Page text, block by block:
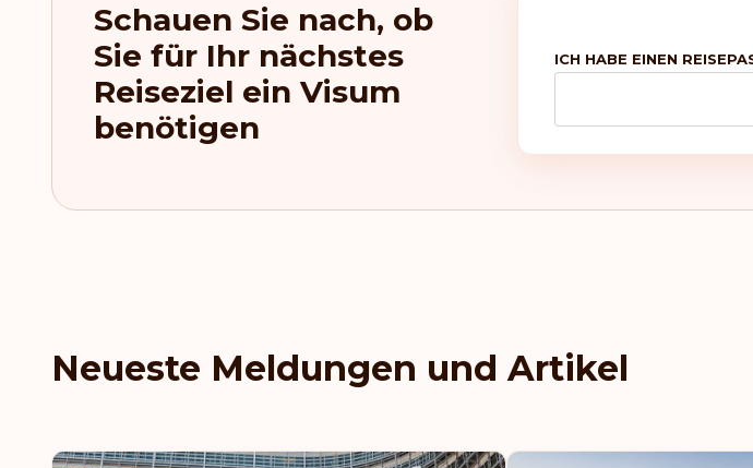
Schauen Sie nach, ob
Sie für Ihr nächstes
Reiseziel ein Visum
benötigen
ICH HABE EINEN
Neueste Meldungen und Artikel